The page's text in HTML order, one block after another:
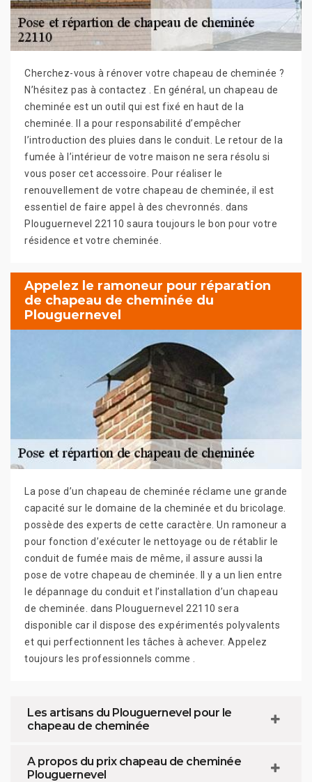
Cherchez-vous à rénover votre chapeau de cheminée ?
N’hésitez pas à contactez . En général, un chapeau de
cheminée est un outil qui est fixé en haut de la
cheminée. Il a pour responsabilité d’empêcher
l’introduction des pluies dans le conduit. Le retour de la
fumée à l’intérieur de votre maison ne sera résolu si
vous poser cet accessoire. Pour réaliser le
renouvellement de votre chapeau de cheminée, il est
essentiel de faire appel à des chevronnés. dans
Plouguernevel 22110 saura toujours le bon pour votre
résidence et votre cheminée.
Appelez le ramoneur pour réparation
de chapeau de cheminée du
Plouguernevel
La pose d’un chapeau de cheminée réclame une grande
capacité sur le domaine de la cheminée et du bricolage.
possède des experts de cette caractère. Un ramoneur a
pour fonction d’exécuter le nettoyage ou de rétablir le
conduit de fumée mais de même, il assure aussi la
pose de votre chapeau de cheminée. Il y a un lien entre
le dépannage du conduit et l’installation d’un chapeau
de cheminée. dans Plouguernevel 22110 sera
disponible car il dispose des expérimentés polyvalents
et qui perfectionnent les tâches à achever. Appelez
toujours les professionnels comme .
Les artisans du Plouguernevel pour le
chapeau de cheminée
A propos du prix chapeau de cheminée
Plouguernevel